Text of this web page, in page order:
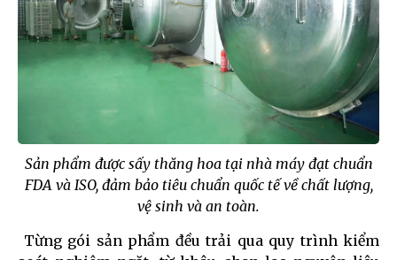
Sản phẩm được sấy thăng hoa tại nhà máy đạt chuẩn
FDA và ISO, đảm bảo tiêu chuẩn quốc tế về chất lượng,
vệ sinh và an toàn.
Từng gói sản phẩm đều trải qua quy trình kiểm